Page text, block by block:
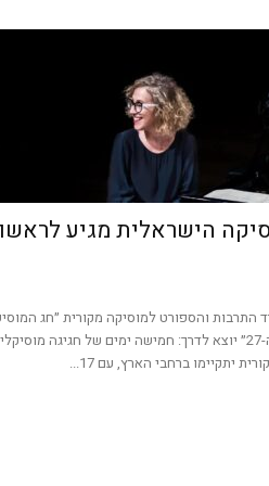
הישראלית מגיע
התרבות והספורט למוסיקה מקורית ״חג
הישראלית ה-27״ יוצא לדרך: חמישה ימים של חגיגה
יתקיימו ברחבי הארץ, עם 17...